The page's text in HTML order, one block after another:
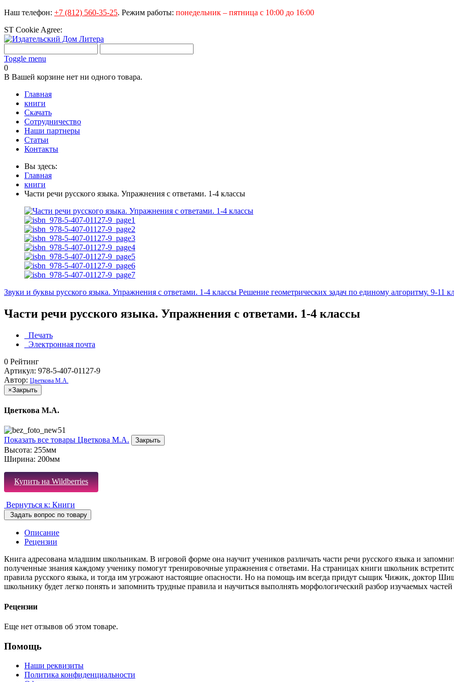
Наш телефон: +7 (812) 560-35-25. Режим работы: понедельник – пятница с 10:00 до 16:00
ST Cookie Agree:
Toggle menu
0
В Вашей корзине нет ни одного товара.
Главная
книги
Скачать
Сотрудничество
Наши партнеры
Статьи
Контакты
Вы здесь:
Главная
книги
Части речи русского языка. Упражнения с ответами. 1-4 классы
Звуки и буквы русского языка. Упражнения с ответами. 1-4 классы Решение геометрических задач по единому алгоритму. 9-11
Части речи русского языка. Упражнения с ответами. 1-4 классы
Печать
Электронная почта
0 Рейтинг
Артикул: 978-5-407-01127-9
Автор: Цветкова М.А.
×Закрыть
Цветкова М.А.
Показать все товары Цветкова М.А. Закрыть
Высота: 255мм
Ширина: 200мм
Купить на Wildberries
Вернуться к: Книги
Задать вопрос по товару
Описание
Рецензии
Книга адресована младшим школьникам. В игровой форме она научит учеников различать части речи русского языка и
полученные знания каждому ученику помогут тренировочные упражнения с ответами. На страницах книги школьник
правила русского языка, и тогда им угрожают настоящие опасности. Но на помощь им всегда придут сыщик Чижик, доктор
школьнику будет легко понять и запомнить трудные правила и научиться выполнять морфологический разбор изучаемых частей
Рецензии
Еще нет отзывов об этом товаре.
Помощь
Наши реквизиты
Политика конфиденциальности